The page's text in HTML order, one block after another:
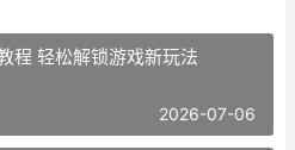
程 轻松解锁游戏新玩法
2026-07-06